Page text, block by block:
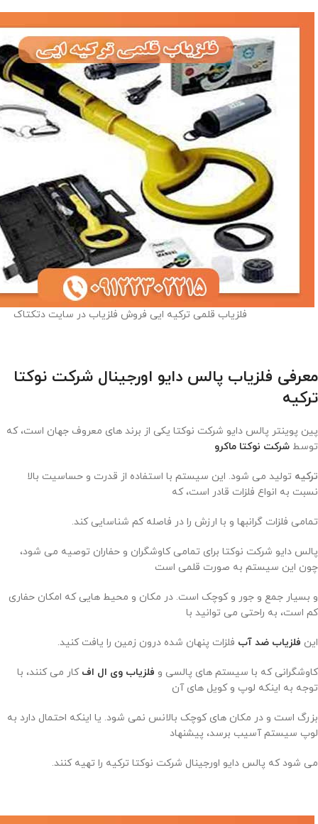
فلزیاب قلمی ترکیه ایی فروش فلزیاب در سایت دتکتاک
معرفی فلزیاب پالس دایو اورجینال شرکت نوکتا
ترکیه
پین پوینتر پالس دایو شرکت نوکتا یکی از برند های معروف جهان است، که
توسط شرکت نوکتا ماکرو
ترکیه تولید می شود. این سیستم با استفاده از قدرت و حساسیت بالا
نسبت به انواع فلزات قادر است، که
تمامی فلزات گرانبها و با ارزش را در فاصله کم شناسایی کند.
پالس دایو شرکت نوکتا برای تمامی کاوشگران و حفاران توصیه می شود،
چون این سیستم به صورت قلمی است
و بسیار جمع و جور و کوچک است. در مکان و محیط هایی که امکان حفاری
کم است، به راحتی می توانید با
این فلزیاب ضد آب فلزات پنهان شده درون زمین را یافت کنید.
کاوشگرانی که با سیستم های پالسی و فلزیاب وی ال اف کار می کنند، با
توجه به اینکه لوپ و کویل های آن
بزرگ است و در مکان های کوچک بالانس نمی شود. یا اینکه احتمال دارد به
لوپ سیستم آسیب برسد، پیشنهاد
می شود که پالس دایو اورجینال شرکت نوکتا ترکیه را تهیه کنند.